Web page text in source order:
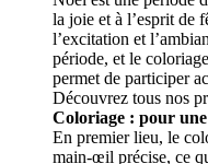
la joie et à l’esprit de
l’excitation et
période, et le
permet de participer
Découvrez tous nos
Coloriage : pour
En premier lieu, le
main-œil précise, ce